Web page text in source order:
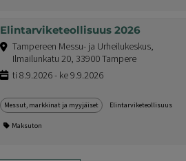
Elintarviketeollisuus 2026
Tampereen Messu- ja Urheilukeskus,
Ilmailunkatu 20, 33900 Tampere
ti 8.9.2026 - ke 9.9.2026
Messut, markkinat ja myyjäiset Elintarviketeollisuus
Maksuton